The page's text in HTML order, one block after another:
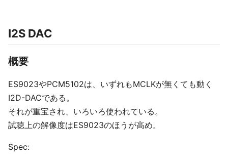
I2S DAC
概要
ES9023やPCM5102は、いずれもMCLKが無くても動く
I2D-DACである。
それが重宝され、いろいろ使われている。
試聴上の解像度はES9023のほうが高め。
Spec: